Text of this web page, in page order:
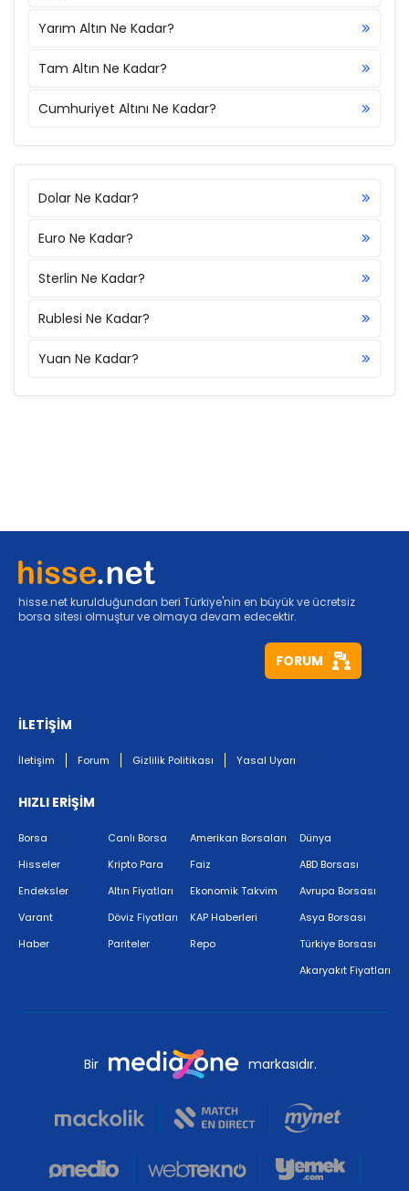
Yarım Altın Ne Kadar?
Tam Altın Ne Kadar?
Cumhuriyet Altını Ne Kadar?
Dolar Ne Kadar?
Euro Ne Kadar?
Sterlin Ne Kadar?
Rublesi Ne Kadar?
Yuan Ne Kadar?
hisse.net kurulduğundan beri Türkiye'nin en büyük ve ücretsiz
borsa sitesi olmuştur ve olmaya devam edecektir.
FORUM
İLETİŞİM
İletişim Forum Gizlilik Politikası Yasal Uyarı
HIZLI ERİŞİM
Borsa
Hisseler
Endeksler
Varant
Haber
Canlı Borsa
Kripto Para
Altın Fiyatları
Döviz Fiyatları
Pariteler
Amerikan Borsaları
Faiz
Ekonomik Takvim
KAP Haberleri
Repo
Dünya
ABD Borsası
Avrupa Borsası
Asya Borsası
Türkiye Borsası
Akaryakıt Fiyatları
Bir markasıdır.